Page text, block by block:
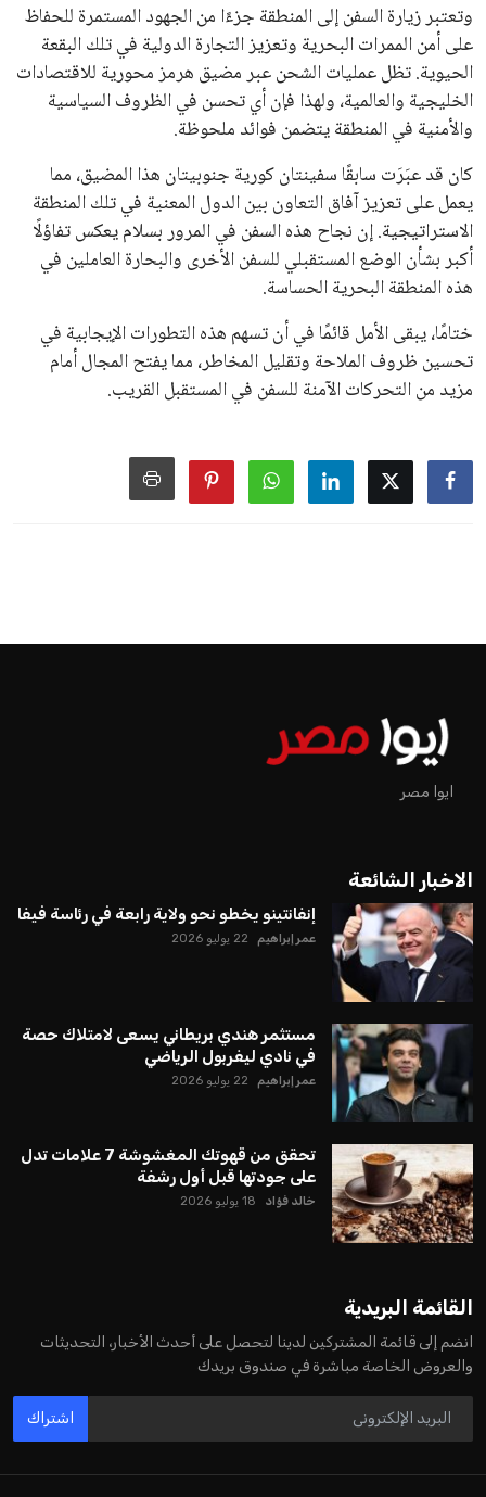
وتعتبر زيارة السفن إلى المنطقة جزءًا من الجهود المستمرة للحفاظ
على أمن الممرات البحرية وتعزيز التجارة الدولية في تلك البقعة
الحيوية. تظل عمليات الشحن عبر مضيق هرمز محورية للاقتصادات
الخليجية والعالمية، ولهذا فإن أي تحسن في الظروف السياسية
والأمنية في المنطقة يتضمن فوائد ملحوظة.
كان قد عبَرَت سابقًا سفينتان كورية جنوبيتان هذا المضيق، مما
يعمل على تعزيز آفاق التعاون بين الدول المعنية في تلك المنطقة
الاستراتيجية. إن نجاح هذه السفن في المرور بسلام يعكس تفاؤلًا
أكبر بشأن الوضع المستقبلي للسفن الأخرى والبحارة العاملين في
هذه المنطقة البحرية الحساسة.
ختامًا، يبقى الأمل قائمًا في أن تسهم هذه التطورات الإيجابية في
تحسين ظروف الملاحة وتقليل المخاطر، مما يفتح المجال أمام
مزيد من التحركات الآمنة للسفن في المستقبل القريب.
ايوا مصر
الاخبار الشائعة
إنفانتينو يخطو نحو ولاية رابعة في رئاسة فيفا
عمر إبراهيم 22 يوليو 2026
مستثمر هندي بريطاني يسعى لامتلاك حصة
في نادي ليفربول الرياضي
عمر إبراهيم 22 يوليو 2026
تحقق من قهوتك المغشوشة 7 علامات تدل
على جودتها قبل أول رشفة
خالد فؤاد 18 يوليو 2026
القائمة البريدية
انضم إلى قائمة المشتركين لدينا لتحصل على أحدث الأخبار، التحديثات
والعروض الخاصة مباشرة في صندوق بريدك
اشتراك